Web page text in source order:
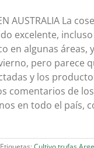
AUSTRALIA La
excelente,
en algunas áreas,
pero parece
y los
comentarios de
en todo el país,